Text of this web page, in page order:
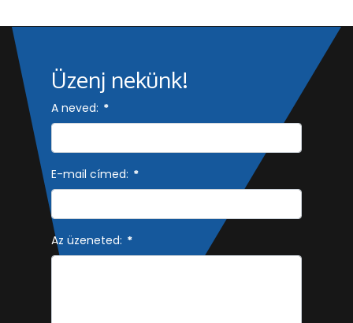
Üzenj nekünk!
A neved: *
E-mail címed: *
Az üzeneted: *